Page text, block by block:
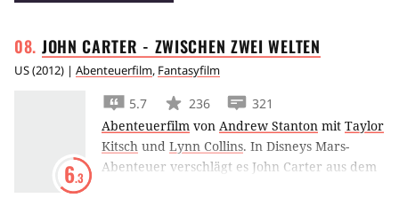
JOHN CARTER - ZWISCHEN ZWEIWELTEN
US(2012) | Abenteuerfilm, Fantasyfilm
6.3
5.7 236
321
Abenteuerfilm von Andrew Stanton mit Taylor
Kitsch und Lynn Collins. In Disneys Mars-
Abenteuer verschlägt es John Carter aus dem